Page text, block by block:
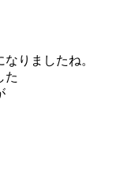
りましたね。
た